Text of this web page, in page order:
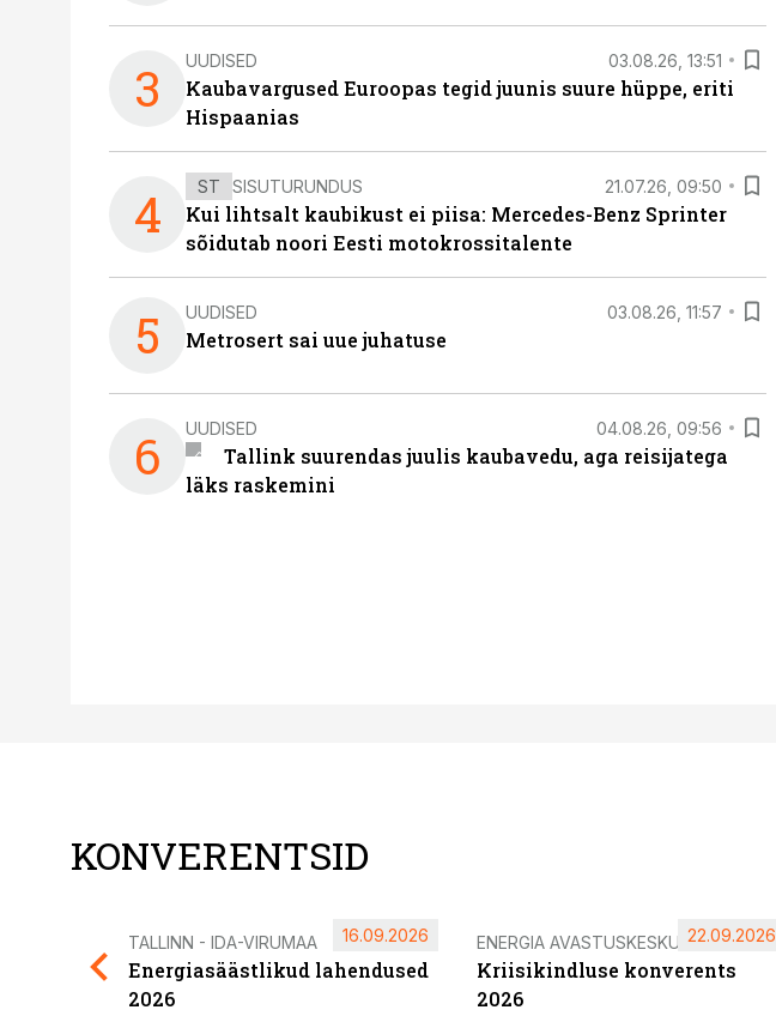
3 UUDISED 03.08.26, 13:51
Kaubavargused Euroopas tegid juunis suure hüppe, eriti
Hispaanias
4 ST SISUTURUNDUS 21.07.26, 09:50
Kui lihtsalt kaubikust ei piisa: Mercedes-Benz Sprinter
sõidutab noori Eesti motokrossitalente
5 UUDISED 03.08.26, 11:57
Metrosert sai uue juhatuse
6 UUDISED 04.08.26, 09:56
Tallink suurendas juulis kaubavedu, aga reisijatega
läks raskemini
KONVERENTSID
TALLINN - IDA-VIRUMAA
Energiasäästlikud lahendused
2026
16.09.2026 ENERGIA AVASTUSKESKUS
Kriisikindluse konverents
2026
22.09.2026